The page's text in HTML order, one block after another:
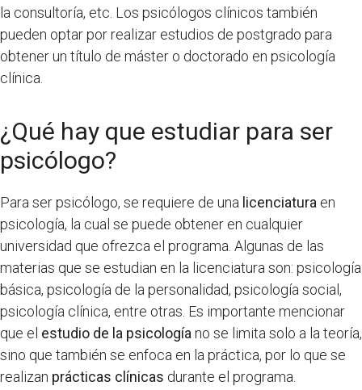
la consultoría, etc. Los psicólogos clínicos también
pueden optar por realizar estudios de postgrado para
obtener un título de máster o doctorado en psicología
clínica.
¿Qué hay que estudiar para ser
psicólogo?
Para ser psicólogo, se requiere de una licenciatura en
psicología, la cual se puede obtener en cualquier
universidad que ofrezca el programa. Algunas de las
materias que se estudian en la licenciatura son: psicología
básica, psicología de la personalidad, psicología social,
psicología clínica, entre otras. Es importante mencionar
que el estudio de la psicología no se limita solo a la teoría,
sino que también se enfoca en la práctica, por lo que se
realizan prácticas clínicas durante el programa.